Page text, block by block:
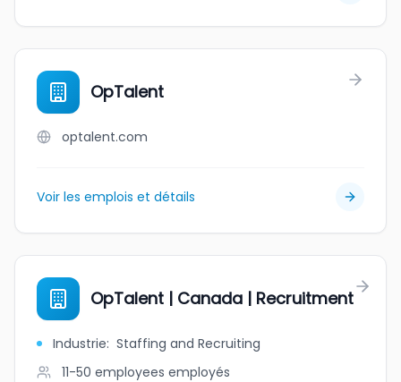
OpTalent
optalent.com
Voir les emplois et détails
OpTalent | Canada | Recruitment
Industrie: Staffing and Recruiting
11-50 employees employés